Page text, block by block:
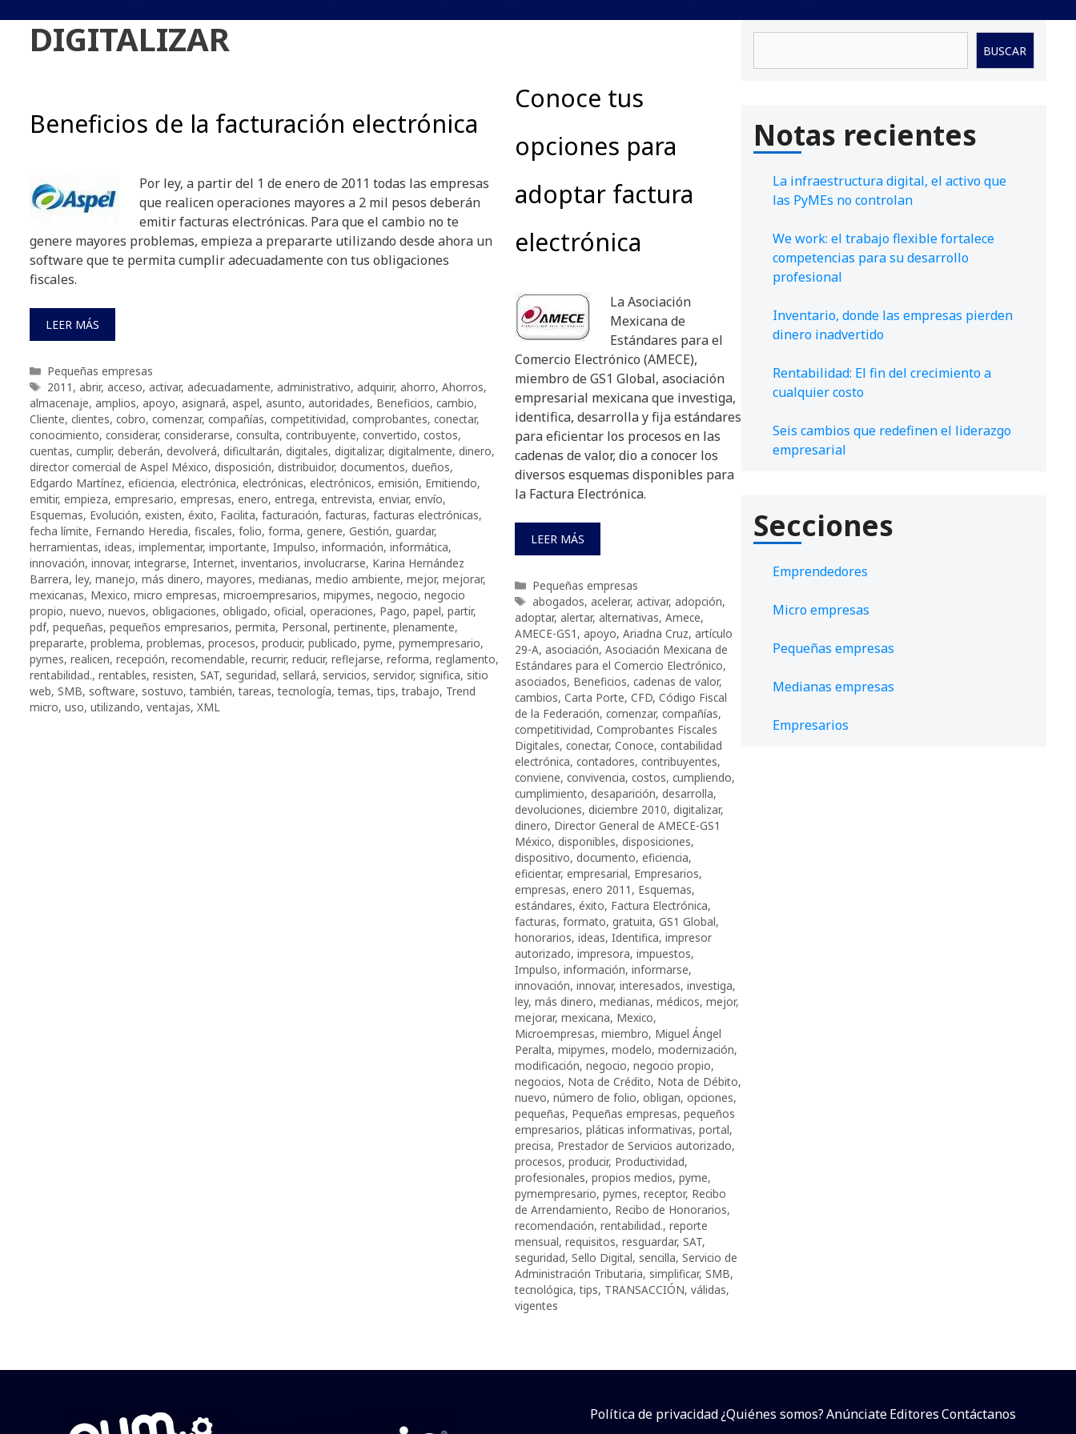
DIGITALIZAR
Beneficios de la facturación electrónica
Por ley, a partir del 1 de enero de 2011 todas las empresas
que realicen operaciones mayores a 2 mil pesos deberán
emitir facturas electrónicas. Para que el cambio no te
genere mayores problemas, empieza a prepararte utilizando desde ahora un
software que te permita cumplir adecuadamente con tus obligaciones
fiscales.
LEER MÁS
Categorías
Pequeñas empresas
Etiquetas
2011 , abrir, acceso, activar, adecuadamente, administrativo, adquirir, ahorro, Ahorros,
almacenaje, amplios, apoyo, asignará, aspel, asunto, autoridades, Beneficios, cambio,
Cliente, clientes, cobro, comenzar, compañías, competitividad, comprobantes, conectar,
conocimiento, considerar, considerarse, consulta, contribuyente, convertido, costos,
cuentas, cumplir, deberán, devolverá, dificultarán, digitales, digitalizar, digitalmente, dinero,
director comercial de Aspel México, disposición, distribuidor, documentos, dueños,
Edgardo Martínez, eficiencia, electrónica, electrónicas, electrónicos, emisión, Emitiendo,
emitir, empieza, empresario, empresas, enero, entrega, entrevista, enviar, envío,
Esquemas, Evolución, existen, éxito, Facilita, facturación, facturas, facturas electrónicas,
fecha límite, Fernando Heredia, fiscales, folio, forma, genere, Gestión, guardar,
herramientas, ideas, implementar, importante, Impulso, información, informática,
innovación, innovar, integrarse, Internet, inventarios, involucrarse, Karina Hernández
Barrera, ley, manejo, más dinero, mayores, medianas, medio ambiente, mejor, mejorar,
mexicanas, Mexico, micro empresas, microempresarios, mipymes, negocio, negocio
propio, nuevo, nuevos, obligaciones, obligado, oficial, operaciones, Pago, papel, partir,
pdf, pequeñas, pequeños empresarios, permita, Personal, pertinente, plenamente,
prepararte, problema, problemas, procesos, producir, publicado, pyme, pymempresario,
pymes, realicen, recepción, recomendable, recurrir, reducir, reflejarse, reforma, reglamento,
rentabilidad., rentables, resisten, SAT, seguridad, sellará, servicios, servidor, significa, sitio
web, SMB, software, sostuvo,también,tareas,tecnología,temas,tips,trabajo, Trend
micro, uso, utilizando, ventajas, XML
Conoce tus
opciones para
adoptar factura
electrónica
La Asociación
Mexicana de
Estándares para el
Comercio Electrónico (AMECE),
miembro de GS1 Global, asociación
empresarial mexicana que investiga,
identifica, desarrolla y fija estándares
para eficientar los procesos en las
cadenas de valor, dio a conocer los
diversos esquemas disponibles para
la Factura Electrónica.
LEER MÁS
Categorías
Pequeñas empresas
Etiquetas
abogados, acelerar, activar, adopción,
adoptar, alertar, alternativas, Amece,
AMECE-GS1 , apoyo, Ariadna Cruz, artículo
29-A, asociación, Asociación Mexicana de
Estándares para el Comercio Electrónico,
asociados, Beneficios, cadenas de valor,
cambios, Carta Porte, CFD, Código Fiscal
de la Federación, comenzar, compañías,
competitividad, Comprobantes Fiscales
Digitales, conectar, Conoce, contabilidad
electrónica, contadores, contribuyentes,
conviene, convivencia, costos, cumpliendo,
cumplimiento, desaparición, desarrolla,
devoluciones, diciembre 2010, digitalizar,
dinero, Director General de AMECE-GS1
México, disponibles, disposiciones,
dispositivo, documento, eficiencia,
eficientar, empresarial, Empresarios,
empresas, enero 2011 , Esquemas,
estándares, éxito, Factura Electrónica,
facturas, formato, gratuita, GS1 Global,
honorarios, ideas, Identifica, impresor
autorizado, impresora, impuestos,
Impulso, información, informarse,
innovación, innovar, interesados, investiga,
ley, más dinero, medianas, médicos, mejor,
mejorar, mexicana, Mexico,
Microempresas, miembro, Miguel Ángel
Peralta, mipymes, modelo, modernización,
modificación, negocio, negocio propio,
negocios, Nota de Crédito, Nota de Débito,
nuevo, número de folio, obligan, opciones,
pequeñas, Pequeñas empresas, pequeños
empresarios, pláticas informativas, portal,
precisa, Prestador de Servicios autorizado,
procesos, producir, Productividad,
profesionales, propios medios, pyme,
pymempresario, pymes, receptor, Recibo
de Arrendamiento, Recibo de Honorarios,
recomendación, rentabilidad., reporte
mensual, requisitos, resguardar, SAT,
seguridad, Sello Digital, sencilla, Servicio de
Administración Tributaria, simplificar, SMB,
tecnológica,tips, TRANSACCIÓN, válidas,
vigentes
BUSCAR
Notas recientes
La infraestructura digital, el activo que
las PyMEs no controlan
We work: el trabajo flexible fortalece
competencias para su desarrollo
profesional
Inventario, donde las empresas pierden
dinero inadvertido
Rentabilidad: El fin del crecimiento a
cualquier costo
Seis cambios que redefinen el liderazgo
empresarial
Secciones
Emprendedores
Micro empresas
Pequeñas empresas
Medianas empresas
Empresarios
Política de privacidad¿Quiénes somos?AnúnciateEditoresContáctanos